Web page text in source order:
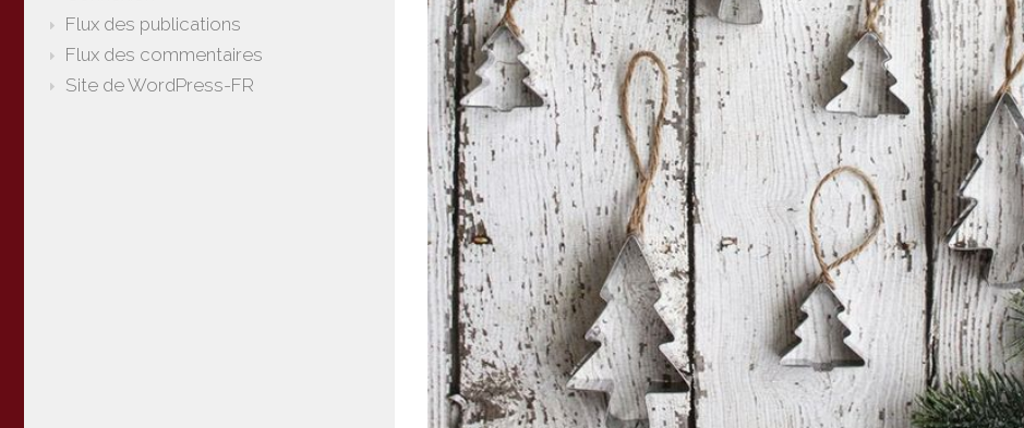
Flux des publications
Flux des commentaires
Site de WordPress-FR